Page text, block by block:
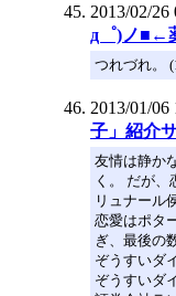
2013/02/26
д゜)ノ■←
つれづれ。
2013/01/06
子」紹介
友情は静か
く。 だが
リュナール
恋愛はポタ
ぎ、最後の
ぞうすいダ
ぞうすいダ